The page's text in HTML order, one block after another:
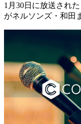
1月30日に放送され
がネルソンズ・和田